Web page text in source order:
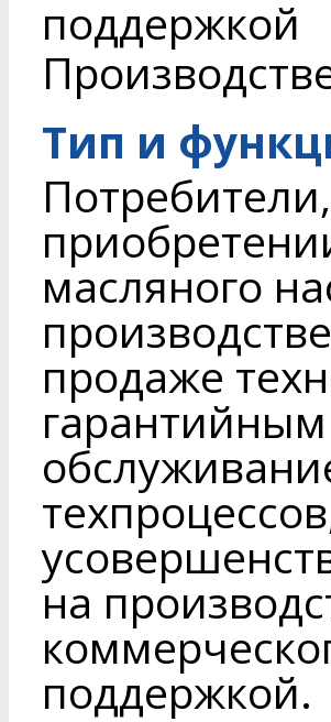
поддержкой
Тип и
масляного
продаже
на
поддержкой.